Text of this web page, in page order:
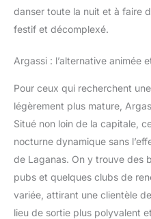
danser toute la nuit et à faire
festif et décomplexé.
Argassi : l’alternative animée
Pour ceux qui recherchent
légèrement plus mature,
Situé non loin de la capitale,
nocturne dynamique sans
de Laganas. On y trouve des
pubs et quelques clubs de
variée, attirant une clientèle
lieu de sortie plus polyvalent